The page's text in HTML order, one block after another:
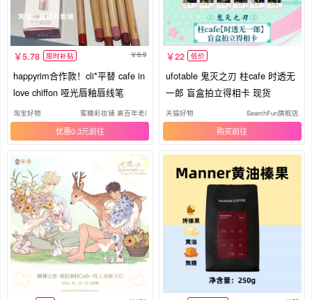
5.78 限时补贴 6.9
happyrim合作款！cli*平替 cafe in
love chiffon 哑光唇釉唇线笔
淘宝好物 蜜糖彩妆铺 离百年老店还差87年
优惠0.3元
22 低价
ufotable 鬼灭之刃 柱cafe 时透无
一郎 盲盒拍立得相卡 现货
天猫好物 SearchFun旗舰店
购买